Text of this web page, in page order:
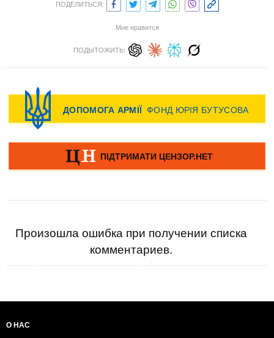
ПОДЕЛИТЬСЯ:
Мне нравится
ПОДЫТОЖИТЬ:
Произошла ошибка при получении списка
комментариев.
О НАС